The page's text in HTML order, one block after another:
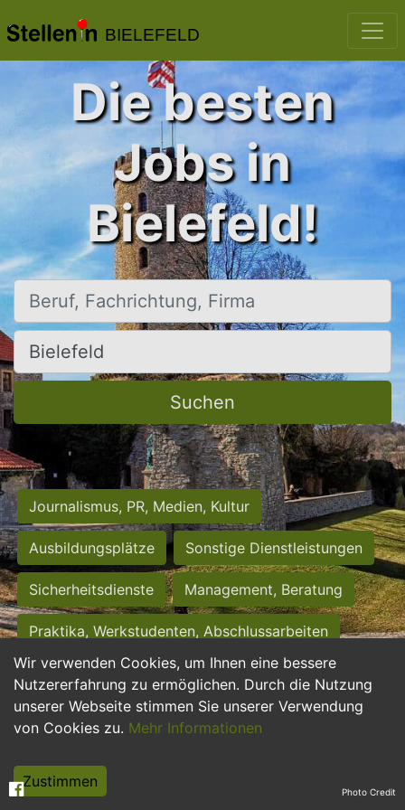
BIELEFELD
Wir verwenden Cookies, um Ihnen eine bessere
Nutzererfahrung zu ermöglichen. Durch die Nutzung
unserer Webseite stimmen Sie unserer Verwendung
von Cookies zu. Mehr Informationen
Zustimmen
Die besten
Jobs in
Bielefeld!
Beruf, Fachrichtung, Firma
Ort, Stadt
Suchen
Journalismus, PR, Medien, Kultur
Ausbildungsplätze Sonstige Dienstleistungen
Sicherheitsdienste Management, Beratung
Praktika, Werkstudenten, Abschlussarbeiten
Personalwesen Assistenz, Sekretariat
Hilfskräfte, Aushilfs- und Nebenjobs
Weiterbildung, Studium, duale Ausbildung Photo Credit